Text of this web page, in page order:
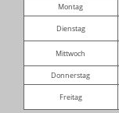
Montag
Dienstag
Mittwoch
Donnerstag
Freitag